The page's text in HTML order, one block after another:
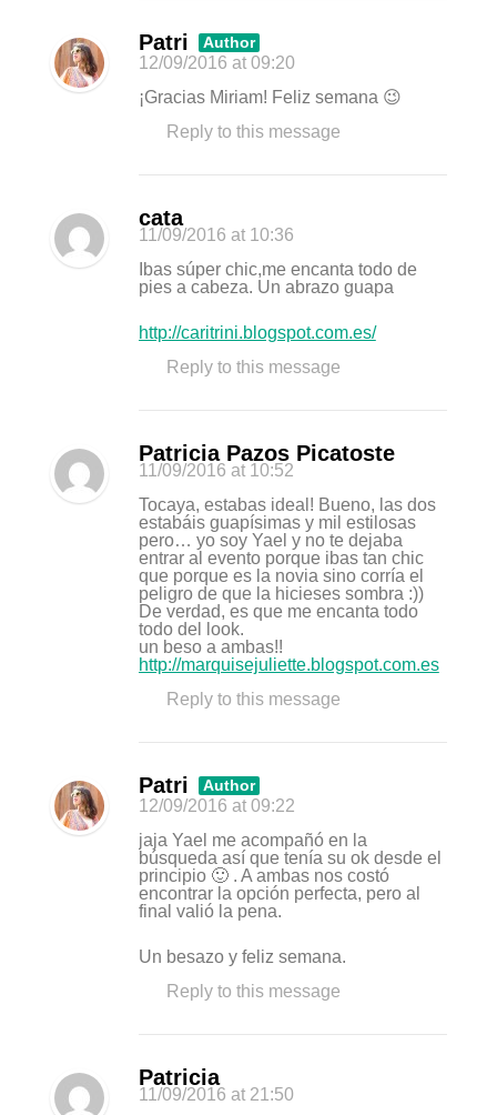
Patri Author
12/09/2016 at 09:20
¡Gracias Miriam! Feliz semana 😉
Reply to this message
cata
11/09/2016 at 10:36
Ibas súper chic,me encanta todo de
pies a cabeza. Un abrazo guapa
http://caritrini.blogspot.com.es/
Reply to this message
Patricia Pazos Picatoste
11/09/2016 at 10:52
Tocaya, estabas ideal! Bueno, las dos
estabáis guapísimas y mil estilosas
pero… yo soy Yael y no te dejaba
entrar al evento porque ibas tan chic
que porque es la novia sino corría el
peligro de que la hicieses sombra :))
De verdad, es que me encanta todo
todo del look.
un beso a ambas!!
http://marquisejuliette.blogspot.com.es
Reply to this message
Patri Author
12/09/2016 at 09:22
jaja Yael me acompañó en la
búsqueda así que tenía su ok desde el
principio 🙂 . A ambas nos costó
encontrar la opción perfecta, pero al
final valió la pena.
Un besazo y feliz semana.
Reply to this message
Patricia
11/09/2016 at 21:50